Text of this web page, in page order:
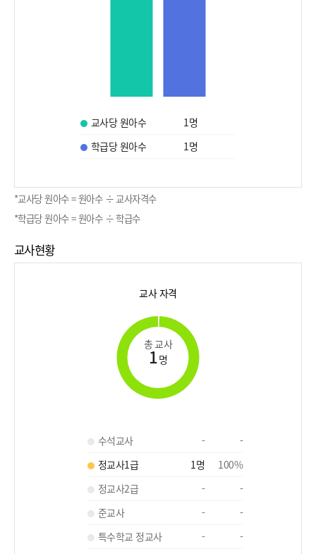
교사당 원아수 1명
학급당 원아수
1명
*교사당 원아수 = 원아수 ÷ 교사자격수
*학급당 원아수 = 원아수 ÷ 학급수
교사현황
교사 자격
총 교사
1명
수석교사 -
-
정교사1급
1명 100%
정교사2급
-
-
준교사
-
-
특수학교 정교사
-
-